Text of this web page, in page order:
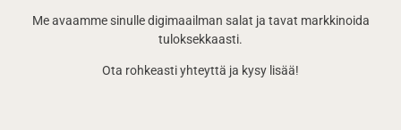
Me avaamme sinulle digimaailman salat ja tavat markkinoida
tuloksekkaasti.
Ota rohkeasti yhteyttä ja kysy lisää!